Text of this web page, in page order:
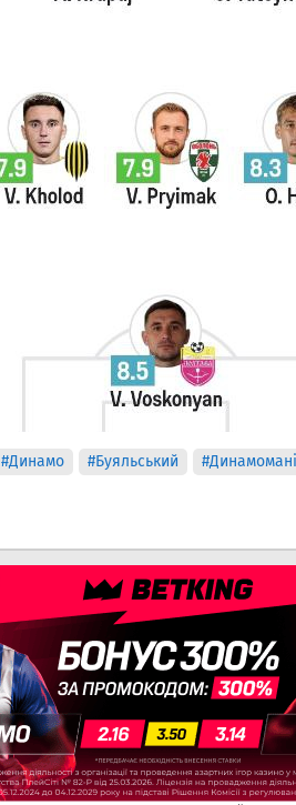
#Динамо #Буяльський